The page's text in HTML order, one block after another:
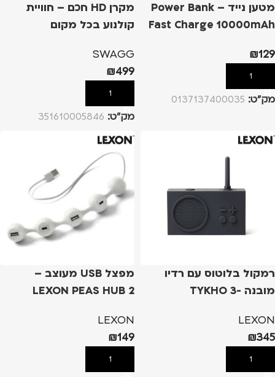
מטען נייד – Power Bank
Fast Charge 10000mAh
₪129
הוספה לסל
מק”ט: 0137137400035
מקרן HD חכם – חוויית
קולנוע בכל מקום
SWAGG
₪499
הוספה לסל
מק”ט: 351610005846
רמקול בלוטוס עם רדיו
מובנה -TYKHO 3
LEXON
₪345
הוספה לסל
מפצל USB מעוצב –
LEXON PEAS HUB 2
LEXON
₪149
הוספה לסל